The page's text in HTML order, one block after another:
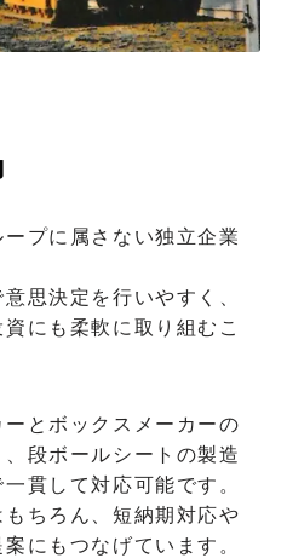
プに属さない独立企業
思決定を行いやすく、
にも柔軟に取り組むこ
とボックスメーカーの
段ボールシートの製造
貫して対応可能です。
ちろん、短納期対応や
にもつなげています。